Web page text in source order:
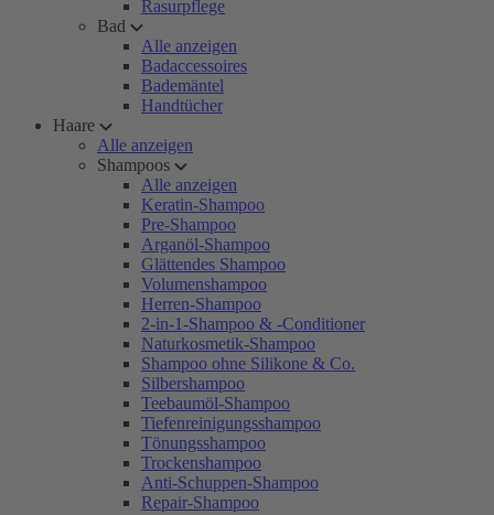
Rasurpflege
Bad
Alle anzeigen
Badaccessoires
Bademäntel
Handtücher
Haare
Alle anzeigen
Shampoos
Alle anzeigen
Keratin-Shampoo
Pre-Shampoo
Arganöl-Shampoo
Glättendes Shampoo
Volumenshampoo
Herren-Shampoo
2-in-1-Shampoo & -Conditioner
Naturkosmetik-Shampoo
Shampoo ohne Silikone & Co.
Silbershampoo
Teebaumöl-Shampoo
Tiefenreinigungsshampoo
Tönungsshampoo
Trockenshampoo
Anti-Schuppen-Shampoo
Repair-Shampoo